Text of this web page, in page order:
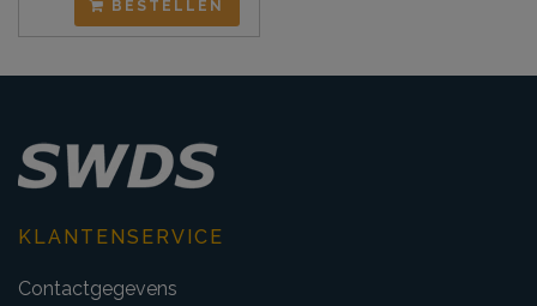
BESTELLEN
KLANTENSERVICE
Contactgegevens